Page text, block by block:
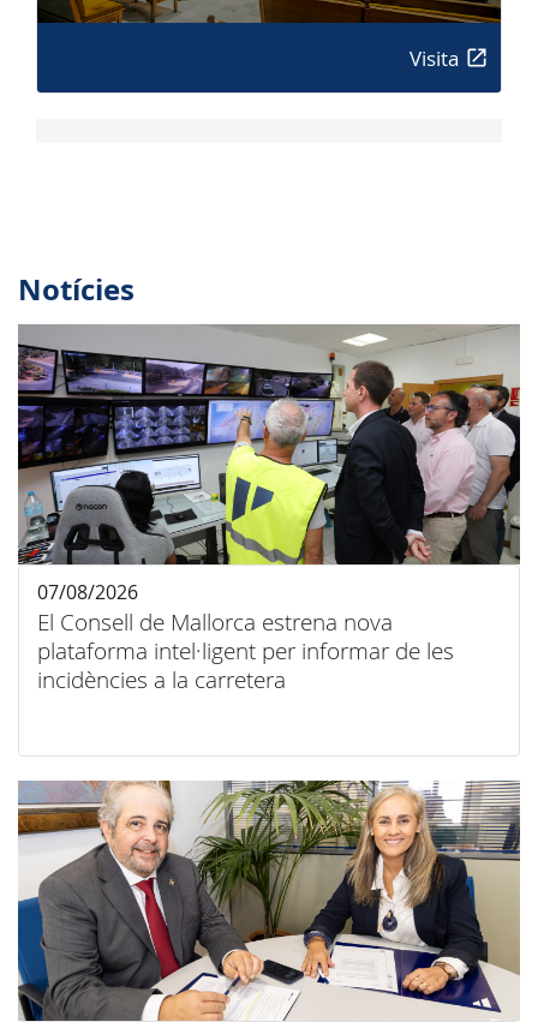
Visita
Notícies
El Consell de Mallorca estrena nova
plataforma intel·ligent per informar de les
incidències a la carretera
07/08/2026